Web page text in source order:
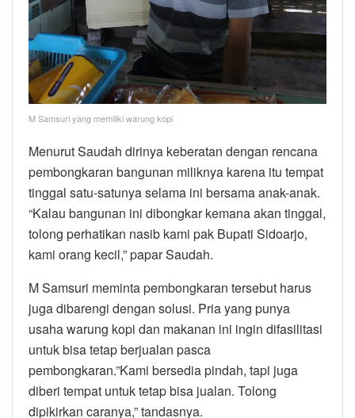
M Samsuri yang memiliki warung kopi
Menurut Saudah dirinya keberatan dengan rencana
pembongkaran bangunan miliknya karena itu tempat
tinggal satu-satunya selama ini bersama anak-anak.
“Kalau bangunan ini dibongkar kemana akan tinggal,
tolong perhatikan nasib kami pak Bupati Sidoarjo,
kami orang kecil,” papar Saudah.
M Samsuri meminta pembongkaran tersebut harus
juga dibarengi dengan solusi. Pria yang punya
usaha warung kopi dan makanan ini ingin difasilitasi
untuk bisa tetap berjualan pasca
pembongkaran.”Kami bersedia pindah, tapi juga
diberi tempat untuk tetap bisa jualan. Tolong
dipikirkan caranya,” tandasnya.